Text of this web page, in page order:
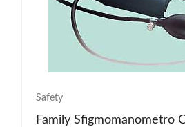
Safety
Family Sfigmomanometro